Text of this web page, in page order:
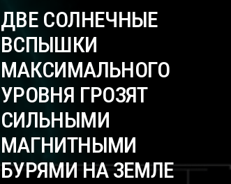
ДВЕ СОЛНЕЧНЫЕ
ВСПЫШКИ
МАКСИМАЛЬНОГО
УРОВНЯ ГРОЗЯТ
СИЛЬНЫМИ
МАГНИТНЫМИ
БУРЯМИ НА ЗЕМЛЕ